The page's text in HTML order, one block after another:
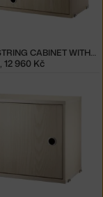
KOMODA STRING CABINET WITH FLIP DOOR, ASH
, 12 960 Kč